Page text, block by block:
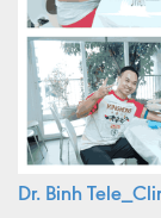
Dr. Binh